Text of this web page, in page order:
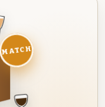
MATCH